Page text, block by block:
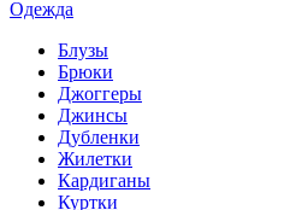
Одежда
Блузы
Брюки
Джоггеры
Джинсы
Дубленки
Жилетки
Кардиганы
Куртки